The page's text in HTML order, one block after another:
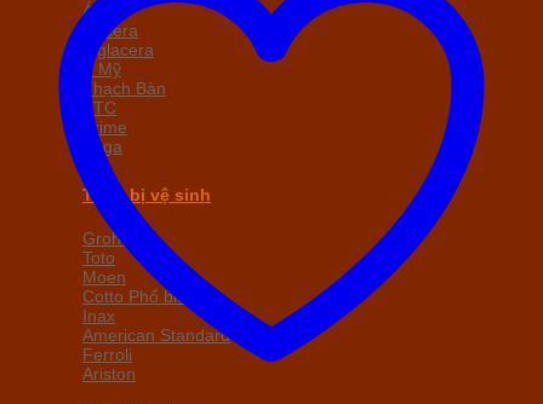
Á Mỹ
Taicera
Viglacera
Ý Mỹ
Thạch Bàn
TTC
Prime
Sega
Thiết bị vệ sinh
Grohe
Toto
Moen
Cotto
Inax
American Standard
Ferroli
Ariston